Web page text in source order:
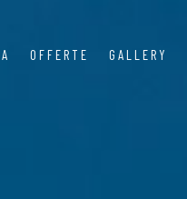
OFFERTE GALLERY